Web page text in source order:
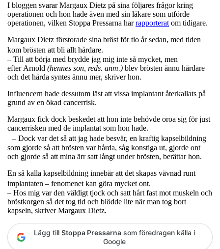
I bloggen svarar Margaux Dietz på sina följares frågor kring
operationen och hon hade även med sin läkare som utförde
operationen, vilken Stoppa Pressarna harrapporterat om tidigare.
Margaux Dietz förstorade sina bröst för tio år sedan, med tiden
kom brösten att bli allt hårdare.
– Till att börja med brydde jag mig inte så mycket, men
efter Arnold (hennes son, reds. anm.) blev brösten ännu hårdare
och det hårda syntes ännu mer, skriver hon.
Influencern hade dessutom läst att vissa implantant återkallats på
grund av en ökad cancerrisk.
Margaux fick dock beskedet att hon inte behövde oroa sig för just
cancerrisken med de implantat som hon hade.
– Dock var det så att jag hade besvär, en kraftig kapselbildning
som gjorde så att brösten var hårda, såg konstiga ut, gjorde ont
och gjorde så att mina ärr satt långt under brösten, berättar hon.
En så kalla kapselbildning innebär att det skapas vävnad runt
implantaten – fenomenet kan göra mycket ont.
– Hos mig var den väldigt tjock och satt hårt fast mot muskeln och
bröstkorgen så det tog tid och blödde lite när man tog bort
kapseln, skriver Margaux Dietz.
Lägg till Stoppa Pressarna som föredragen källa i
Google